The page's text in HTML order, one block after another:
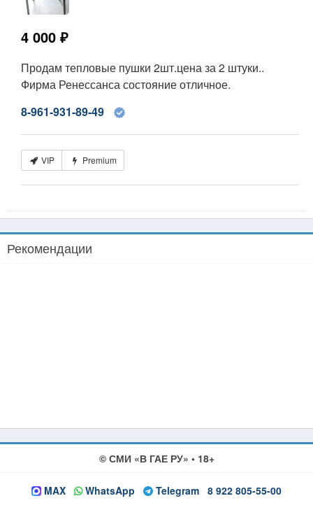
4 000 ₽
Продам тепловые пушки 2шт.цена за 2 штуки..
Фирма Ренессанса состояние отличное.
8-961-931-89-49
VIP Premium
Рекомендации
© СМИ «В ГАЕ РУ» • 18+
MAX WhatsApp Telegram 8 922 805-55-00